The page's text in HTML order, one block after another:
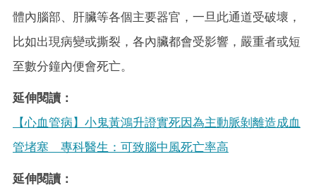
體內腦部、肝臟等各個主要器官，一旦此通道受破壞，
比如出現病變或撕裂，各內臟都會受影響，嚴重者或短
至數分鐘內便會死亡。
延伸閱讀：
【心血管病】小鬼黃鴻升證實死因為主動脈剝離造成血
管堵塞 專科醫生：可致腦中風死亡率高
延伸閱讀：